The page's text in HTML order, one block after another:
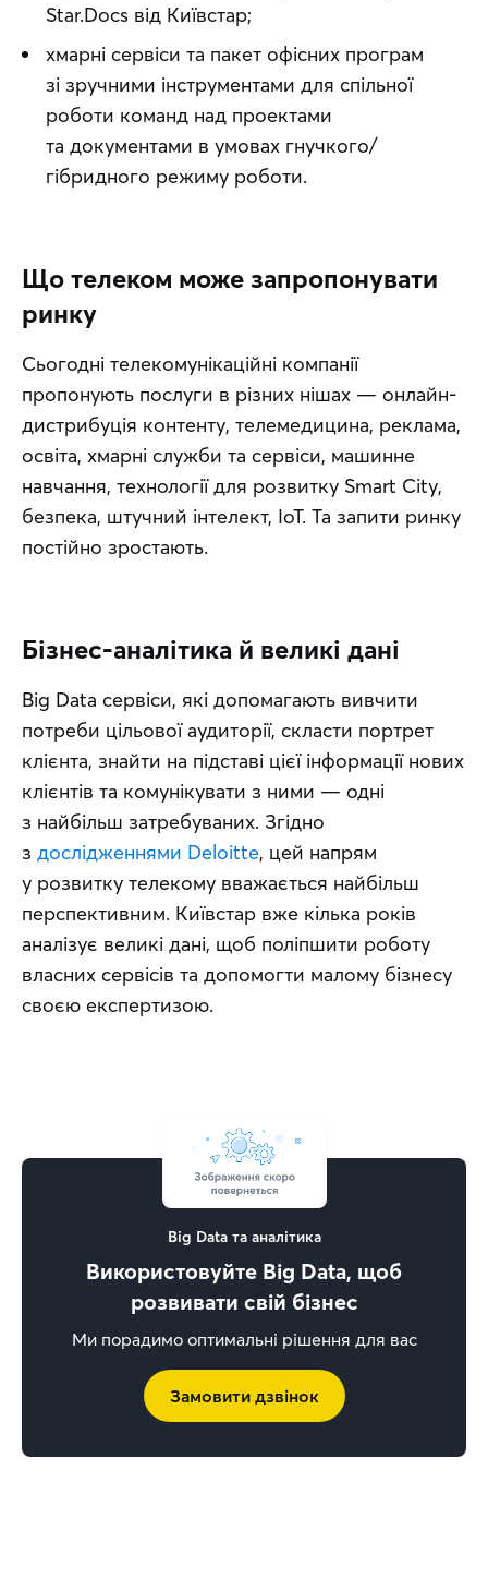
Star.Docs від Київстар;
хмарні сервіси та пакет офісних програм
зі зручними інструментами для спільної
роботи команд над проектами
та документами в умовах гнучкого/
гібридного режиму роботи.
Що телеком може запропонувати
ринку
Сьогодні телекомунікаційні компанії
пропонують послуги в різних нішах — онлайн-
дистрибуція контенту, телемедицина, реклама,
освіта, хмарні служби та сервіси, машинне
навчання, технології для розвитку Smart City,
безпека, штучний інтелект, IoT. Та запити ринку
постійно зростають.
Бізнес-аналітика й великі дані
Big Data сервіси, які допомагають вивчити
потреби цільової аудиторії, скласти портрет
клієнта, знайти на підставі цієї інформації нових
клієнтів та комунікувати з ними — одні
з найбільш затребуваних. Згідно
з дослідженнями Deloitte, цей напрям
у розвитку телекому вважається найбільш
перспективним. Київстар вже кілька років
аналізує великі дані, щоб поліпшити роботу
власних сервісів та допомогти малому бізнесу
своєю експертизою.
Big Data та аналітика
Використовуйте Big Data, щоб
розвивати свій бізнес
Ми порадимо оптимальні рішення для вас
Замовити дзвінок